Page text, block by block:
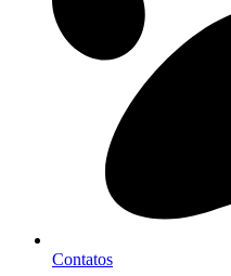
Contatos